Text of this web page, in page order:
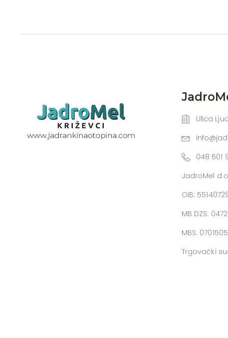
Ulica
048 601
JadroMel
OIB:
MB DZS:
MBS:
Trgovački